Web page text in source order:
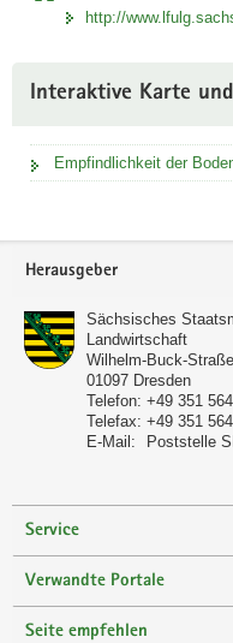
http://
Interaktive Karte
Empfindlichkeit der
Footer-
Herausgeber
Sächsisches
Landwirtschaft
Wilhelm-Buck-
01097 Dresden
Telefon: +49 351
Telefax: +49 351
E-Mail:
Poststelle
Service
Verwandte Portale
Seite empfehlen